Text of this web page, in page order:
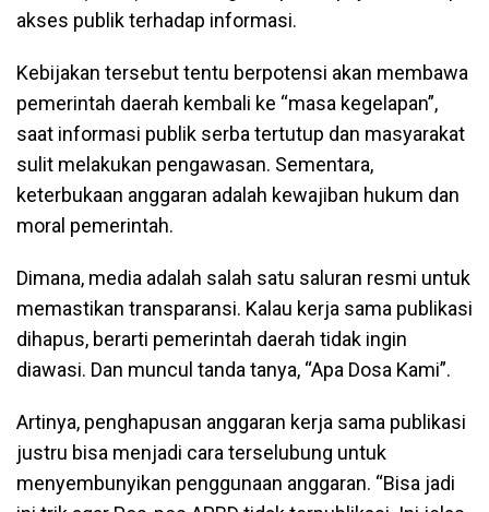
akses publik terhadap informasi.
Kebijakan tersebut tentu berpotensi akan membawa
pemerintah daerah kembali ke “masa kegelapan”,
saat informasi publik serba tertutup dan masyarakat
sulit melakukan pengawasan. Sementara,
keterbukaan anggaran adalah kewajiban hukum dan
moral pemerintah.
Dimana, media adalah salah satu saluran resmi untuk
memastikan transparansi. Kalau kerja sama publikasi
dihapus, berarti pemerintah daerah tidak ingin
diawasi. Dan muncul tanda tanya, “Apa Dosa Kami”.
Artinya, penghapusan anggaran kerja sama publikasi
justru bisa menjadi cara terselubung untuk
menyembunyikan penggunaan anggaran. “Bisa jadi